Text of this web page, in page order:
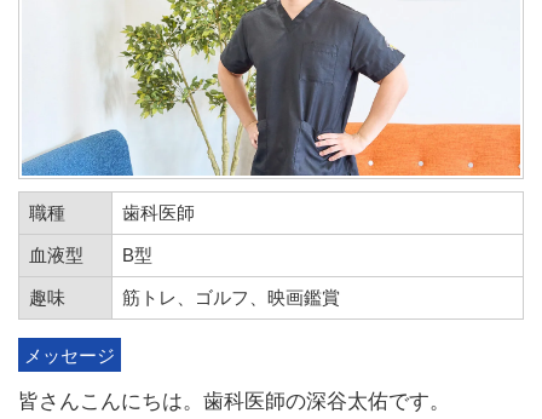
職種 歯科医師
血液型 B型
趣味 筋トレ、ゴルフ、映画鑑賞
メッセージ
皆さんこんにちは。歯科医師の深谷太佑です。